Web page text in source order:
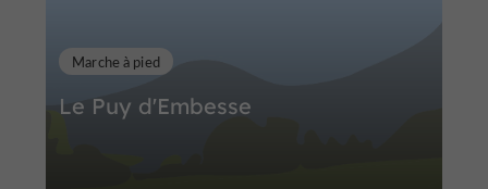
Le Puy d'Embesse
Marche à pied